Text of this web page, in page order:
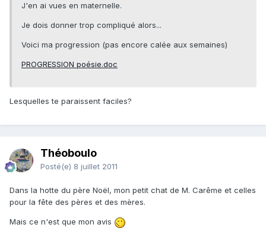
J'en ai vues en maternelle.
Je dois donner trop compliqué alors...
Voici ma progression (pas encore calée aux semaines)
PROGRESSION poésie.doc
Lesquelles te paraissent faciles?
Théoboulo
Posté(e) 8 juillet 2011
Dans la hotte du père Noël, mon petit chat de M. Carême et celles
pour la fête des pères et des mères.
Mais ce n'est que mon avis